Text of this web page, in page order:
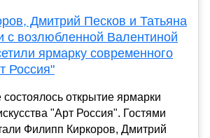
Дмитрий Песков и Татьяна
с возлюбленной Валентиной
ярмарку современного
Россия"
открытие ярмарки
"Арт Россия". Гостями
Филипп Киркоров, Дмитрий